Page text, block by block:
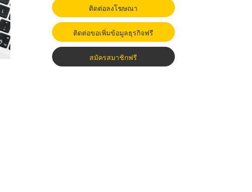
ติดต่อลงโฆษณา
ติดต่อขอเพิ่มข้อมูลธุรกิจฟรี
สมัครสมาชิกฟรี